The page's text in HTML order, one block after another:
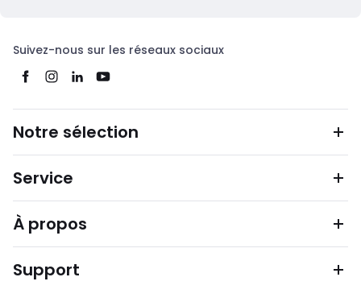
Suivez-nous sur les réseaux sociaux
Notre sélection
Service
À propos
Support